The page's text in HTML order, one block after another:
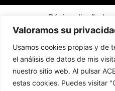
Valoramos su
Usamos cookies propias y de
el análisis de datos de mis
nuestro sitio web. Al pulsar
estas cookies. Puedes visitar
Página diseñada